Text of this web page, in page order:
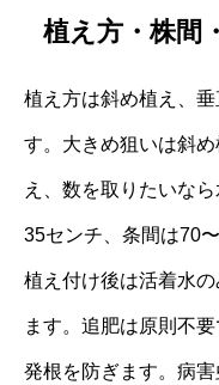
植え方・株間
植え方は斜め植え、
す。大きめ狙いは斜
え、数を取りたいな
35センチ、条間は70
植え付け後は活着水
ます。追肥は原則不
発根を防ぎます。病